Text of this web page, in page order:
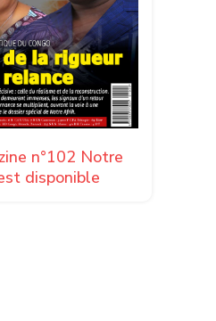
n°102 Notre
disponible